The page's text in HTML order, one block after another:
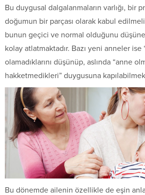
Bu duygusal dalgalanmaların varlığı, bir
doğu­mun bir parçası olarak kabul
bunun geçi­ci ve normal olduğunu
kolay atlatmaktadır. Bazı yeni anneler ise
olamadıklarını düşünüp, aslın­da “anne
hakketmedikleri” duygusuna
Bu dönemde ailenin özellikle de eşin